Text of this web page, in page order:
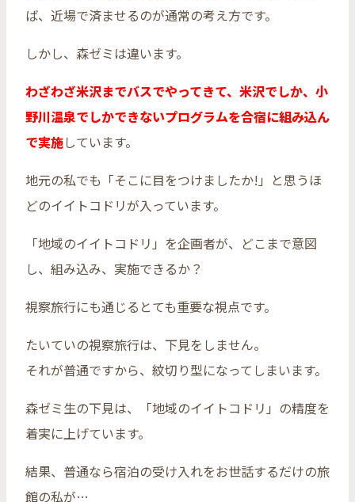
ば、近場で済ませるのが通常の考え方です。
しかし、森ゼミは違います。
わざわざ米沢までバスでやってきて、米沢でしか、小
野川温泉でしかできないプログラムを合宿に組み込ん
で実施しています。
地元の私でも「そこに目をつけましたか!」と思うほ
どのイイトコドリが入っています。
「地域のイイトコドリ」を企画者が、どこまで意図
し、組み込み、実施できるか？
視察旅行にも通じるとても重要な視点です。
たいていの視察旅行は、下見をしません。
それが普通ですから、紋切り型になってしまいます。
森ゼミ生の下見は、「地域のイイトコドリ」の精度を
着実に上げています。
結果、普通なら宿泊の受け入れをお世話するだけの旅
館の私が…